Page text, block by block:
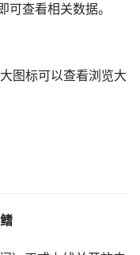
查看相关数据。
图标可以查看浏览大